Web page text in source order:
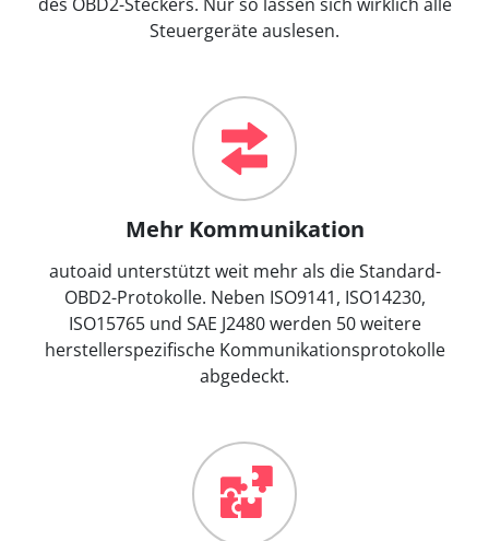
Steuergeräte auslesen.
Mehr Kommunikation
autoaid unterstützt weit mehr als die Standard-
OBD2-Protokolle. Neben ISO9141, ISO14230,
ISO15765 und SAE J2480 werden 50 weitere
herstellerspezifische Kommunikationsprotokolle
abgedeckt.